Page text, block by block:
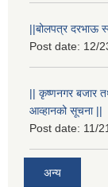
||बोलपत्र दरभाऊ
Post date: 12/
|| कृष्णनगर बजार
आव्हानको सूचना ||
Post date: 11/
अन्य